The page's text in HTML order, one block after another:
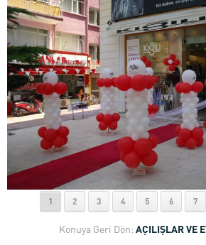
1 2 3 4 5 6 7
Konuya Geri Dön: AÇILIŞLAR VE